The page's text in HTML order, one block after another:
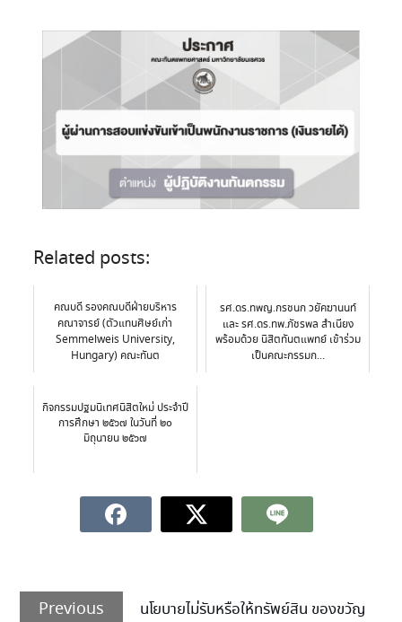
Related posts:
คณบดี รองคณบดีฝ่ายบริหาร
คณาจารย์ (ตัวแทนศิษย์เก่า
Semmelweis University,
Hungary) คณะทันต
รศ.ดร.ทพญ.กรชนก วยัคฆานนท์
และ รศ.ดร.ทพ.ภัชรพล สำเนียง
พร้อมด้วย นิสิตทันตแพทย์ เข้าร่วม
เป็นคณะกรรมก...
กิจกรรมปฐมนิเทศนิสิตใหม่ ประจำปี
การศึกษา ๒๕๖๗ ในวันที่ ๒๐
มิถุนายน ๒๕๖๗
Previous นโยบายไม่รับหรือให้ทรัพย์สิน ของขวัญ